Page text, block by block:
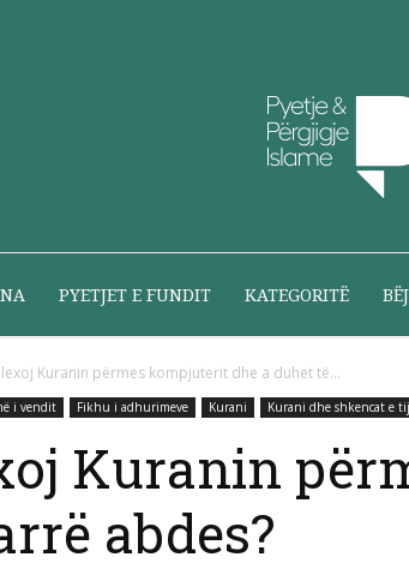
PYETJET E FUNDIT KATEGORITË
Kuranin përmes kompjuterit dhe a duhet të...
i vendit Fikhu i adhurimeve Kurani Kurani dhe shkencat e tij
Kuranin
abdes?